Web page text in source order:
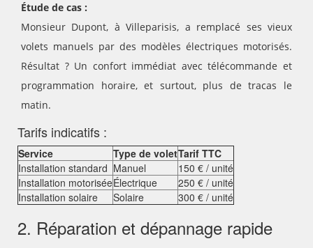
Étude de cas :
Monsieur Dupont, à Villeparisis, a remplacé ses vieux
volets manuels par des modèles électriques motorisés.
Résultat ? Un confort immédiat avec télécommande et
programmation horaire, et surtout, plus de tracas le
matin.
Tarifs indicatifs :
Service Type de voletTarif TTC
Installation standard Manuel
150 € / unité
Installation motoriséeÉlectrique
250 € / unité
Installation solaire
Solaire 300 € / unité
2. Réparation et dépannage rapide